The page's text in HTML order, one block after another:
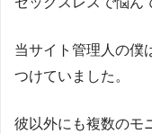
当サイト管理人の僕
つけていました。
彼以外にも複数のモ